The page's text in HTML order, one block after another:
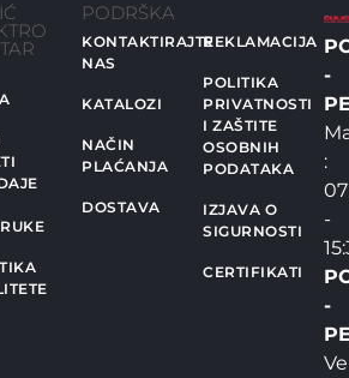
PODRŠKA
KONTAKTIRAJTE
NAS
KATALOZI
NAČIN
PLAĆANJA
DOSTAVA
REKLAMACIJA
POLITIKA
PRIVATNOSTI
I ZAŠTITE
OSOBNIH
PODATAKA
IZJAVA O
SIGURNOSTI
CERTIFIKATI
-
:
-
-